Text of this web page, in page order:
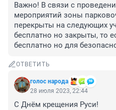
Важно! В связи с
мероприятий зоны
перекрыты на следующих
бесплатно но закрыты, то
бесплатно но для
ОТВЕТИТЬ
голос народа
28 июля 2023, 22:44
С Днём крещения Руси!